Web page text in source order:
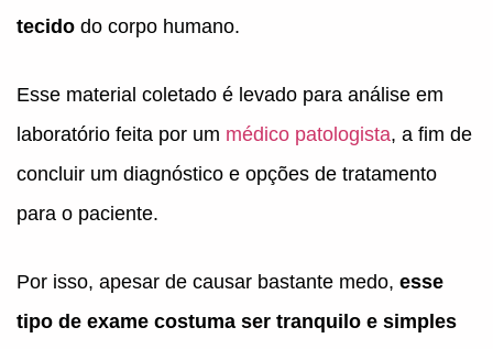
tecido do corpo humano.
Esse material coletado é levado para análise em
laboratório feita por um médico patologista, a fim de
concluir um diagnóstico e opções de tratamento
para o paciente.
Por isso, apesar de causar bastante medo, esse
tipo de exame costuma ser tranquilo e simples